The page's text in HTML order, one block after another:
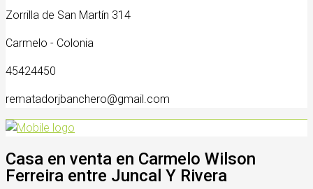
Zorrilla de San Martín 314
Carmelo - Colonia
45424450
rematadorjbanchero@gmail.com
Casa en venta en Carmelo Wilson
Ferreira entre Juncal Y Rivera